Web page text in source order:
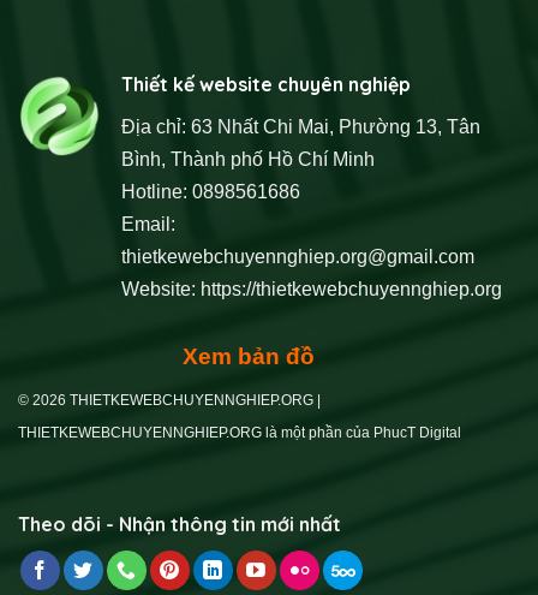
Thiết kế website chuyên nghiệp
Địa chỉ: 63 Nhất Chi Mai, Phường 13, Tân
Bình, Thành phố Hồ Chí Minh
Hotline: 0898561686
Email:
thietkewebchuyennghiep.org@gmail.com
Website: https://thietkewebchuyennghiep.org
Xem bản đồ
© 2026 THIETKEWEBCHUYENNGHIEP.ORG |
THIETKEWEBCHUYENNGHIEP.ORG là một phần của PhucT Digital
Theo dõi - Nhận thông tin mới nhất